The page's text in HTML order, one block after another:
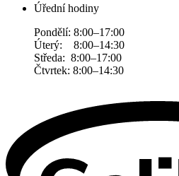
Úřední hodiny
Pondělí: 8:00–17:00
Úterý: 8:00–14:30
Středa: 8:00–17:00
Čtvrtek: 8:00–14:30